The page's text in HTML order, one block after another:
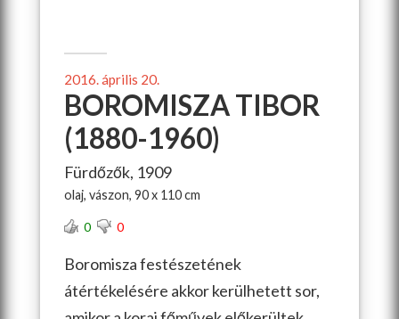
2016. április 20.
BOROMISZA TIBOR
(1880-1960)
Fürdőzők, 1909
olaj, vászon, 90 x 110 cm
0 0
Boromisza festészetének
átértékelésére akkor kerülhetett sor,